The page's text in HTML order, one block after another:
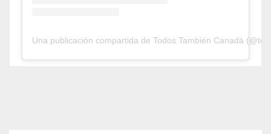
Una publicación compartida de Todos También Canadá